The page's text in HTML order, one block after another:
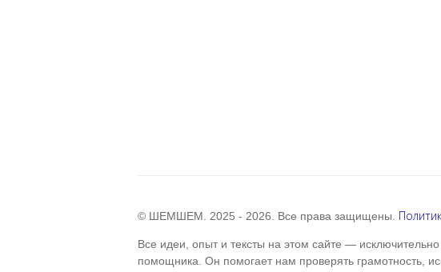
© ШЕМШЕМ. 2025 - 2026. Все права защищены.
Все идеи, опыт и тексты на этом сайте —
помощника. Он помогает нам проверять грамотность,